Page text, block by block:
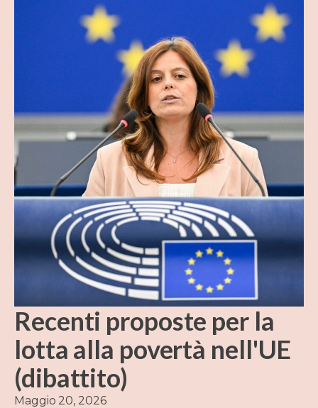
Recenti proposte per la
lotta alla povertà nell'UE
(dibattito)
Maggio 20, 2026